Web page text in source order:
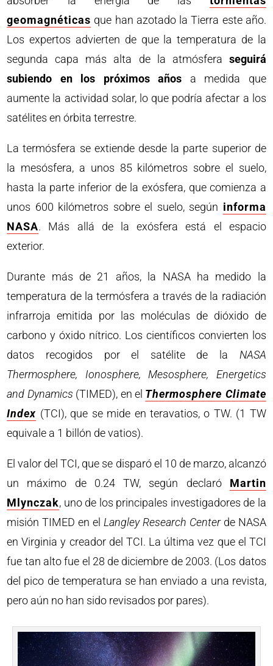
geomagnéticas que han azotado la Tierra este año.
Los expertos advierten de que la temperatura de la
segunda capa más alta de la atmósfera seguirá
subiendo en los próximos años a medida que
aumente la actividad solar, lo que podría afectar a los
satélites en órbita terrestre.
La termósfera se extiende desde la parte superior de
la mesósfera, a unos 85 kilómetros sobre el suelo,
hasta la parte inferior de la exósfera, que comienza a
unos 600 kilómetros sobre el suelo, según informa
NASA. Más allá de la exósfera está el espacio
exterior.
Durante más de 21 años, la NASA ha medido la
temperatura de la termósfera a través de la radiación
infrarroja emitida por las moléculas de dióxido de
carbono y óxido nítrico. Los científicos convierten los
datos recogidos por el satélite de la NASA
Thermosphere, Ionosphere, Mesosphere, Energetics
and Dynamics (TIMED), en el Thermosphere Climate
Index (TCI), que se mide en teravatios, o TW. (1 TW
equivale a 1 billón de vatios).
El valor del TCI, que se disparó el 10 de marzo, alcanzó
un máximo de 0.24 TW, según declaró Martin
Mlynczak, uno de los principales investigadores de la
misión TIMED en el Langley Research Centerde NASA
en Virginia y creador del TCI. La última vez que el TCI
fue tan alto fue el 28 de diciembre de 2003. (Los datos
del pico de temperatura se han enviado a una revista,
pero aún no han sido revisados por pares).